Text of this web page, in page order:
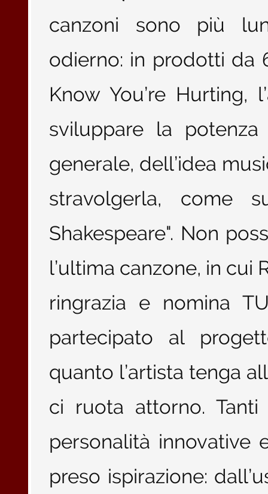
canzoni sono più
odierno: in prodotti da
Know You’re Hurting,
sviluppare la
generale, dell’idea
stravolgerla, come
Shakespeare". Non
l’ultima canzone, in cui
ringrazia e nomina
partecipato al
quanto l’artista tenga
ci ruota attorno.
personalità innovative
preso ispirazione: